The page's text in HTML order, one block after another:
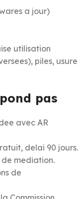
a jour)
utilisation
piles, usure
pas
avec AR
delai 90 jours.
mediation.
de